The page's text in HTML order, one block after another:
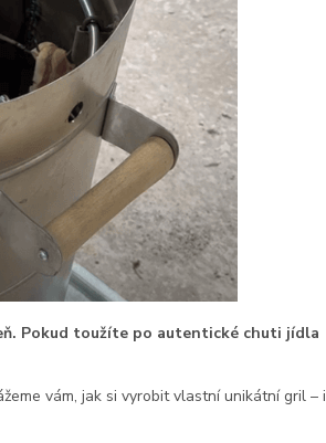
Pokud toužíte po autentické chuti jídla
vám, jak si vyrobit vlastní unikátní gril – i